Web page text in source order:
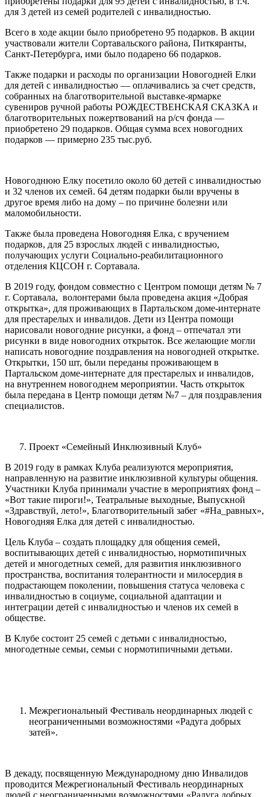
для 3 детей из семей родителей с инвалидностью.
Всего в ходе акции было приобретено 95 подарков. В акции
участвовали жители Сортавальского района, Питкяранты,
Санкт-Петербурга, ими было подарено 66 подарков.
Также подарки и расходы по организации Новогодней Елки
для детей с инвалидностью — оплачивались за счет средств,
собранных на благотворительной выставке-ярмарке
сувениров ручной работы РОЖДЕСТВЕНСКАЯ СКАЗКА и
благотворительных пожертвований на р/сч фонда —
приобретено 29 подарков. Общая сумма всех новогодних
подарков — примерно 235 тыс.руб.
Новогоднюю Елку посетило около 60 детей с инвалидностью
и 32 членов их семей. 64 детям подарки были вручены в
другое время либо на дому – по причине болезни или
маломобильности.
Также была проведена Новогодняя Елка, с вручением
подарков, для 25 взрослых людей с инвалидностью,
получающих услуги Социально-реабилитационного
отделения КЦСОН г. Сортавала.
В 2019 году, фондом совместно с Центром помощи детям № 7
г. Сортавала, волонтерами была проведена акция «Добрая
открытка», для проживающих в Партальском доме-интернате
для престарелых и инвалидов. Дети из Центра помощи
нарисовали новогодние рисунки, а фонд – отпечатал эти
рисунки в виде новогодних открыток. Все желающие могли
написать новогодние поздравления на новогодней открытке.
Открытки, 150 шт, были переданы проживающем в
Партальском доме-интернате для престарелых и инвалидов,
на внутреннем новогоднем мероприятии. Часть открыток
была передана в Центр помощи детям №7 – для поздравления
специалистов.
Проект «Семейный Инклюзивный Клуб»
В 2019 году в рамках Клуба реализуются мероприятия,
направленную на развитие инклюзивной культуры общения.
Участники Клуба принимали участие в мероприятиях фонд –
«Вот такие пироги!», Театральные выходные, Выпускной
«Здравствуй, лето!», Благотворительный забег «#На_равных»,
Новогодняя Елка для детей с инвалидностью.
Цель Клуба – создать площадку для общения семей,
воспитывающих детей с инвалидностью, нормотипичных
детей и многодетных семей, для развития инклюзивного
пространства, воспитания толерантности и милосердия в
подрастающем поколении, повышения статуса человека с
инвалидностью в социуме, социальной адаптации и
интеграции детей с инвалидностью и членов их семей в
обществе.
В Клубе состоит 25 семей с детьми с инвалидностью,
многодетные семьи, семьи с нормотипичными детьми.
Межрегиональный Фестиваль неординарных людей с
неограниченными возможностями «Радуга добрых
затей».
В декаду, посвященную Международному дню Инвалидов
проводится Межрегиональный Фестиваль неординарных
людей с неограниченными возможностями «Радуга добрых